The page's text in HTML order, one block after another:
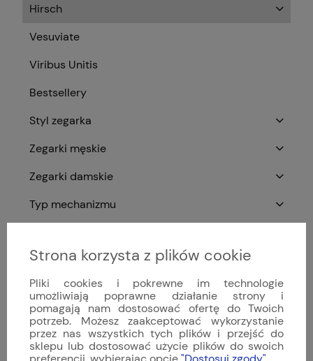
Hirsch
Vesuviate
Viribus Unitis
Bestsellery
Styl zegarka
Zegarki męskie
Zegarki damskie
Typ mechanizmu
Zegarki szwajcarskie
Akcesoria do zegarków
Archiwum Sinn
Nowości
Strona korzysta z plików cookie
Pliki cookies i pokrewne im technologie
umożliwiają poprawne działanie strony i
pomagają nam dostosować ofertę do Twoich
potrzeb. Możesz zaakceptować wykorzystanie
przez nas wszystkich tych plików i przejść do
sklepu lub dostosować użycie plików do swoich